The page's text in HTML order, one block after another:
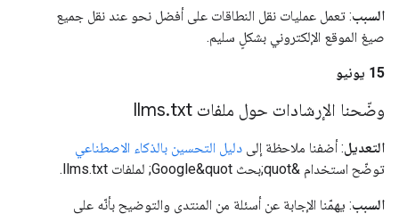
السبب: تعمل عمليات نقل النطاقات على أفضل نحو عند نقل جميع
صيغ الموقع الإلكتروني بشكلٍ سليم.
‫15 يونيو
وضّحنا الإرشادات حول ملفات llms .txt
التعديل: أضفنا ملاحظة إلى دليل التحسين بالذكاء الاصطناعي
توضّح استخدام &quot;بحث Google&quot; لملفات llms.txt.
السبب: يهمّنا الإجابة عن أسئلة من المنتدى والتوضيح بأنّه على